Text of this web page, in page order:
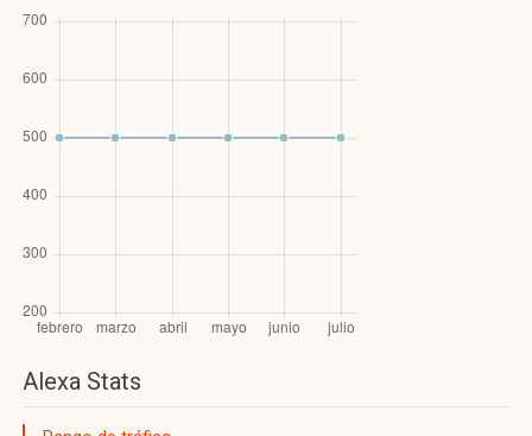
Alexa Stats